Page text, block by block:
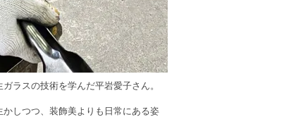
ラスの技術を学んだ平岩愛子さん。
しつつ、装飾美よりも日常にある姿